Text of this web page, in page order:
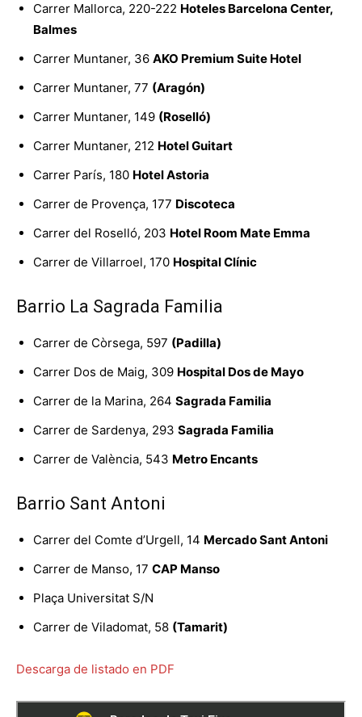
Carrer Mallorca, 220-222 Hoteles Barcelona Center,
Balmes
Carrer Muntaner, 36 AKO Premium Suite Hotel
Carrer Muntaner, 77 (Aragón)
Carrer Muntaner, 149 (Roselló)
Carrer Muntaner, 212 Hotel Guitart
Carrer París, 180 Hotel Astoria
Carrer de Provença, 177 Discoteca
Carrer del Roselló, 203 Hotel Room Mate Emma
Carrer de Villarroel, 170 Hospital Clínic
Barrio La Sagrada Familia
Carrer de Còrsega, 597 (Padilla)
Carrer Dos de Maig, 309 Hospital Dos de Mayo
Carrer de la Marina, 264 Sagrada Familia
Carrer de Sardenya, 293 Sagrada Familia
Carrer de València, 543 Metro Encants
Barrio Sant Antoni
Carrer del Comte d’Urgell, 14 Mercado Sant Antoni
Carrer de Manso, 17 CAP Manso
Plaça Universitat S/N
Carrer de Viladomat, 58 (Tamarit)
Descarga de listado en PDF